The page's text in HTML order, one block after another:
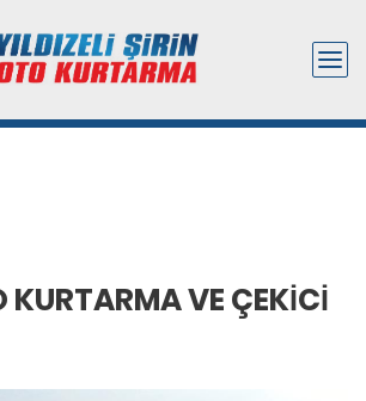
KURTARMA VE ÇEKICI